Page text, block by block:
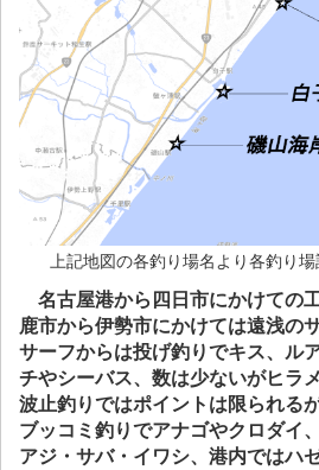
上記地図の各釣り場名より各釣り場
名古屋港から四日市にかけての
鹿市から伊勢市にかけては遠浅の
サーフからは投げ釣りでキス、ル
チやシーバス、数は少ないがヒラ
波止釣りではポイントは限られる
ブッコミ釣りでアナゴやクロダイ
アジ・サバ・イワシ、港内ではハ